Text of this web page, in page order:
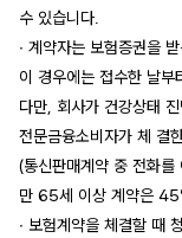
수 있습니다.
∙ 계약자는 보험증권을
이 경우에는 접수한 날부
다만, 회사가 건강상태
전문금융소비자가 체 결
(통신판매계약 중 전화
만 65세 이상 계약은 45
∙ 보험계약을 체결할 때